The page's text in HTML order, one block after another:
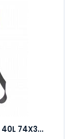
40L 74X3...